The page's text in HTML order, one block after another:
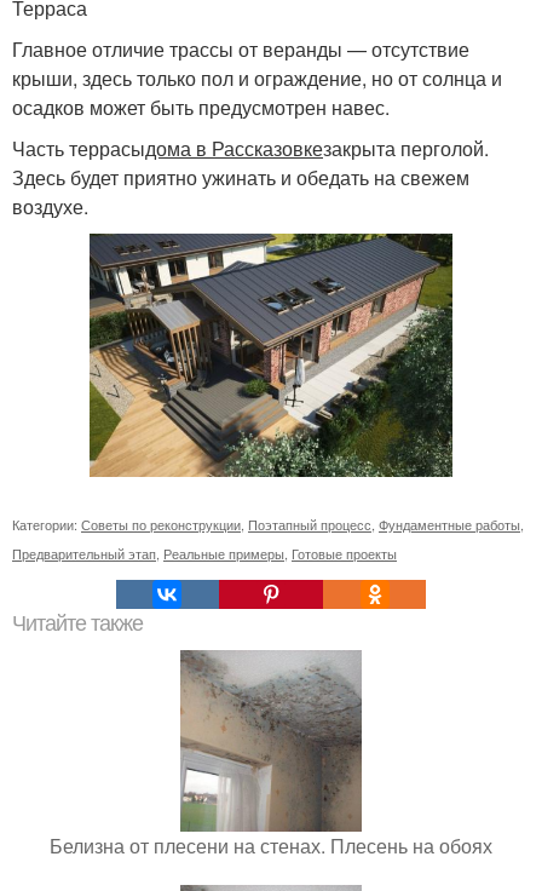
Терраса
Главное отличие трассы от веранды — отсутствие
крыши, здесь только пол и ограждение, но от солнца и
осадков может быть предусмотрен навес.
Часть террасыдома в Рассказовкезакрыта перголой.
Здесь будет приятно ужинать и обедать на свежем
воздухе.
Категории: Советы по реконструкции Поэтапный процесс Фундаментные работы
Предварительный этап Реальные примеры Готовые проекты
Читайте также
Белизна от плесени на стенах. Плесень на обоях